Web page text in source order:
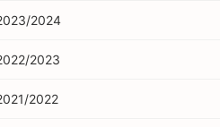
2024
2023
2022